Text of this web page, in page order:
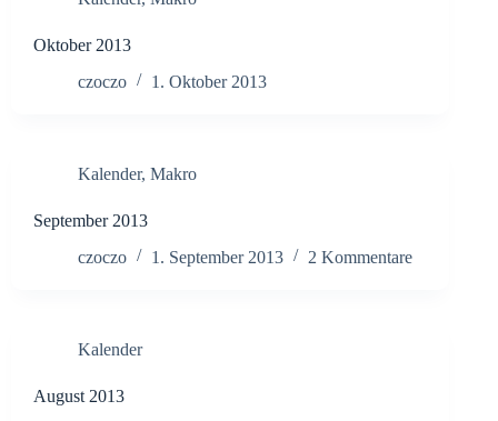
Oktober 2013
czoczo
1. Oktober 2013
Kalender, Makro
September 2013
czoczo
1. September 2013 2 Kommentare
Kalender
August 2013